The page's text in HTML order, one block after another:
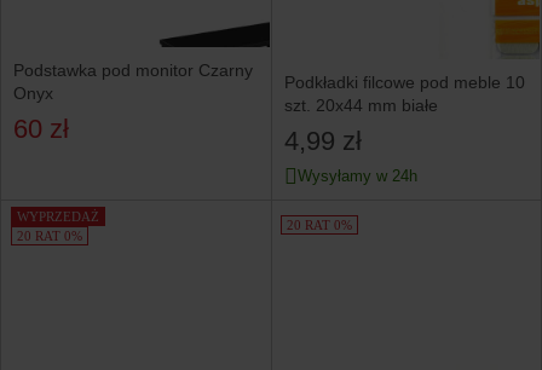
Podstawka pod monitor Czarny
Onyx
60 zł
Podkładki filcowe pod meble 10
szt. 20x44 mm białe
4,99 zł
Wysyłamy w 24h
WYPRZEDAŻ
20 RAT 0%
20 RAT 0%